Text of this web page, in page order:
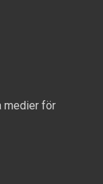
medier för